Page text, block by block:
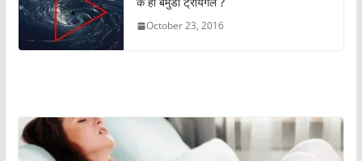
October 23, 2016